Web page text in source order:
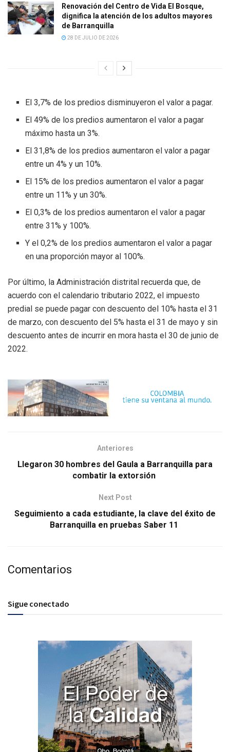
Renovación del Centro de Vida El Bosque,
dignifica la atención de los adultos mayores
de Barranquilla
28 DE JULIO DE 2026
El 3,7% de los predios disminuyeron el valor a pagar.
El 49% de los predios aumentaron el valor a pagar
máximo hasta un 3%.
El 31,8% de los predios aumentaron el valor a pagar
entre un 4% y un 10%.
El 15% de los predios aumentaron el valor a pagar
entre un 11% y un 30%.
El 0,3% de los predios aumentaron el valor a pagar
entre 31% y 100%.
Y el 0,2% de los predios aumentaron el valor a pagar
en una proporción mayor al 100%.
Por último, la Administración distrital recuerda que, de
acuerdo con el calendario tributario 2022, el impuesto
predial se puede pagar con descuento del 10% hasta el 31
de marzo, con descuento del 5% hasta el 31 de mayo y sin
descuento antes de incurrir en mora hasta el 30 de junio de
2022.
Anteriores
Llegaron 30 hombres del Gaula a Barranquilla para
combatir la extorsión
Next Post
Seguimiento a cada estudiante, la clave del éxito de
Barranquilla en pruebas Saber 11
Comentarios
Sigue conectado